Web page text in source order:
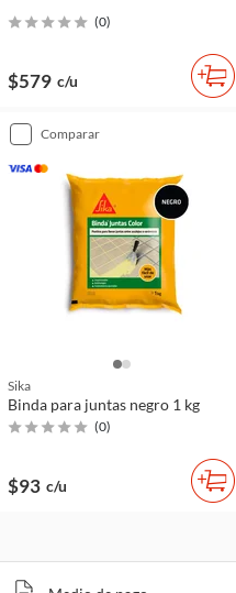
(0)
$579 c/u
comparar
Sika
Binda para juntas negro 1 kg
(0)
$93 c/u